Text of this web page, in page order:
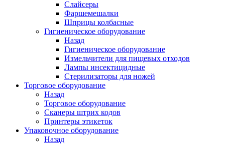
Слайсеры
Фаршемешалки
Шприцы колбасные
Гигиеническое оборудование
Назад
Гигиеническое оборудование
Измельчители для пищевых отходов
Лампы инсектицидные
Стерилизаторы для ножей
Торговое оборудование
Назад
Торговое оборудование
Сканеры штрих кодов
Принтеры этикеток
Упаковочное оборудование
Назад